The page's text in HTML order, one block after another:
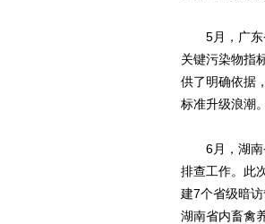
5月，广东省
关键污染物指
供了明确依据
标准升级浪潮。
6月，湖南省
排查工作。此
建7个省级暗
湖南省内畜禽